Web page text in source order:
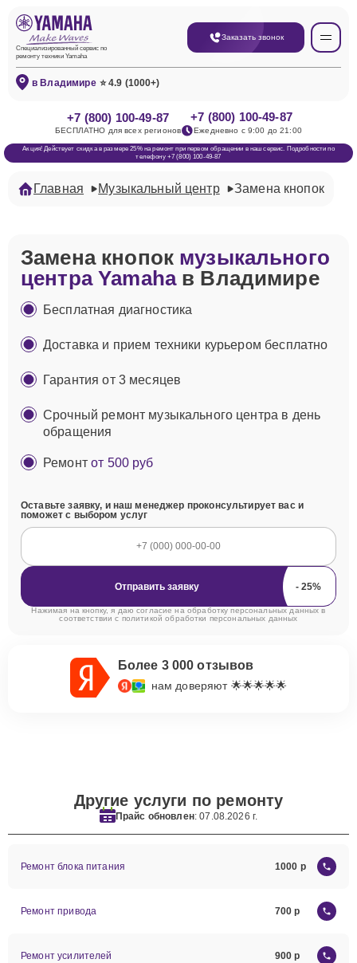
Специализированный сервис по
ремонту техники Yamaha
Заказать звонок
в Владимире ⭐ 4.9 (1000+)
+7 (800) 100-49-87
БЕСПЛАТНО для всех регионов
+7 (800) 100-49-87
Ежедневно с 9:00 до 21:00
Акция! Действует скидка в размере 25% на ремонт при первом обращении в наш сервис. Подробности по
телефону +7 (800) 100-49-87
Главная Музыкальный центр Замена кнопок
Замена кнопок музыкального
центра Yamahaв Владимире
Бесплатная диагностика
Доставка и прием техники курьером бесплатно
Гарантия от 3 месяцев
Срочный ремонт музыкального центра в день
обращения
Ремонтот 500 руб
Оставьте заявку, и наш менеджер проконсультирует вас и
поможет с выбором услуг
Отправить заявку
Нажимая на кнопку, я даю согласие на обработку персональных данных в
соответствии с политикой обработки персональных данных
Более 3 000 отзывов
нам доверяют 🌟🌟🌟🌟🌟
Другие услуги по ремонту
Прайс обновлен: 07.08.2026 г.
Ремонт блока питания 1000
Ремонт привода 700
Ремонт усилителей 900